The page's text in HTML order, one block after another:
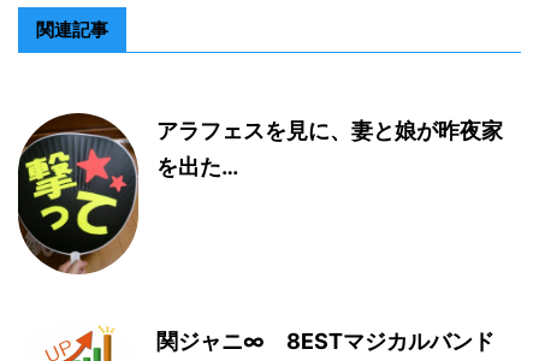
関連記事
アラフェスを見に、妻と娘が昨夜家
を出た…
関ジャニ∞ 8ESTマジカルバンド